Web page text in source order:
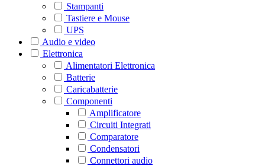
Stampanti
Tastiere e Mouse
UPS
Audio e video
Elettronica
Alimentatori Elettronica
Batterie
Caricabatterie
Componenti
Amplificatore
Circuiti Integrati
Comparatore
Condensatori
Connettori audio